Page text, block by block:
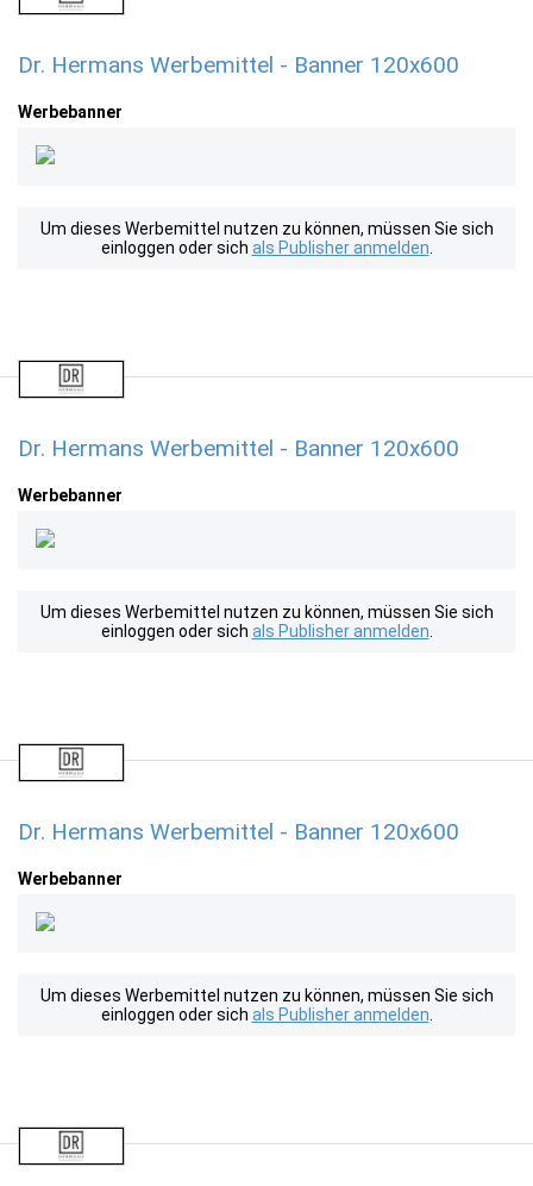
Dr. Hermans Werbemittel - Banner 120x600
Werbebanner
Um dieses Werbemittel nutzen zu können, müssen Sie sich
einloggen oder sich als Publisher anmelden
Dr. Hermans Werbemittel - Banner 120x600
Werbebanner
Um dieses Werbemittel nutzen zu können, müssen Sie sich
einloggen oder sich als Publisher anmelden
Dr. Hermans Werbemittel - Banner 120x600
Werbebanner
Um dieses Werbemittel nutzen zu können, müssen Sie sich
einloggen oder sich als Publisher anmelden